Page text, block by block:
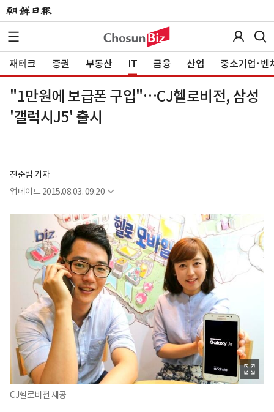
재테크 증권 부동산 IT 금융 산업 중소기업·벤
"1만원에 보급폰 구입"…CJ헬로비전, 삼성
'갤럭시J5' 출시
전준범 기자
업데이트 2015.08.03. 09:20
CJ헬로비전 제공